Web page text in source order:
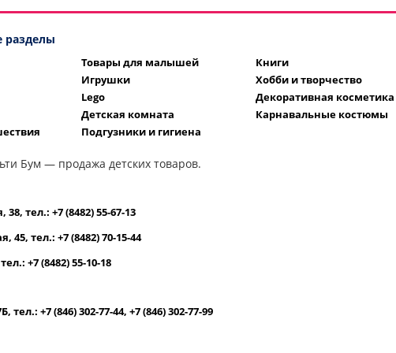
разделы
Товары для малышей
Игрушки
Lego
Детская комната
Подгузники и гигиена
Книги
Хобби и творчество
Декоративная косметика
Карнавальные костюмы
Бум — продажа детских товаров.
тел.: +7 (8482) 55-67-13
45, тел.: +7 (8482) 70-15-44
+7 (8482) 55-10-18
тел.: +7 (846) 302-77-44, +7 (846) 302-77-99